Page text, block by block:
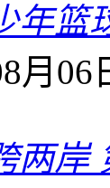
年篮
月06
两岸